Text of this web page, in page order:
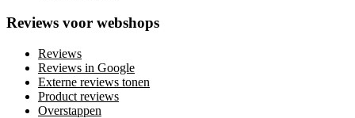
Reviews voor webshops
Reviews
Reviews in Google
Externe reviews tonen
Product reviews
Overstappen